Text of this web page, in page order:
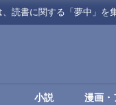
読書に関する「夢中」を
小説 漫画・